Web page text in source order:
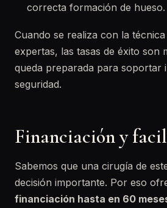
correcta formación de hueso.
Cuando se realiza con la
expertas, las tasas de éxito son
queda preparada para soportar
seguridad.
Financiación y
Sabemos que una cirugía de
decisión importante. Por eso
financiación hasta en 60